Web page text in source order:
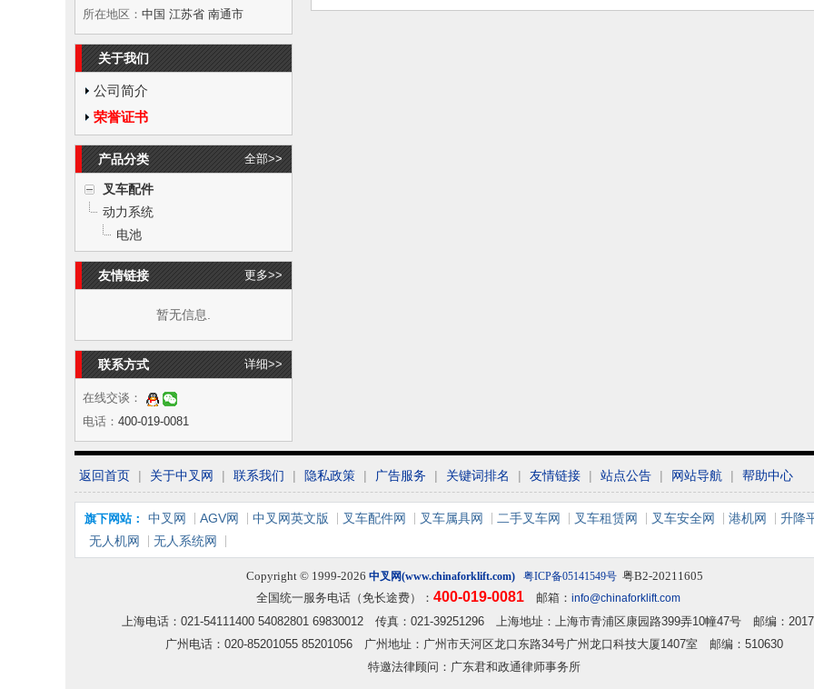
所在地区： 中国 江苏省 南通市
关于我们
公司简介
荣誉证书
产品分类 全部>>
叉车配件
动力系统
电池
友情链接 更多>>
暂无信息.
联系方式 详细>>
在线交谈：
电话： 400-019-0081
返回首页 | 关于中叉网 | 联系我们 | 隐私政策 | 广告服务 | 关键词排名 | 友情链接 | 站点公告 | 网站导航 | 帮助中心
旗下网站： 中叉网 AGV网 中叉网英文版 叉车配件网 叉车属具网 二手叉车网 叉车租赁网 叉车安全网 港机网
升降
无人机网
无人系统网
Copyright © 1999-2026 中叉网(www.chinaforklift.com) 粤ICP备05141549号粤B2-20211605
全国统一服务电话（免长途费）： 400-019-0081 邮箱： info@chinaforklift.com
上海电话：021-54111400 54082801 69830012 传真：021-39251296 上海地址：上海市青浦区康园路399弄10幢47号 邮编：
广州电话：020-85201055 85201056 广州地址：广州市天河区龙口东路34号广州龙口科技大厦1407室 邮编：510630
特邀法律顾问：广东君和政通律师事务所